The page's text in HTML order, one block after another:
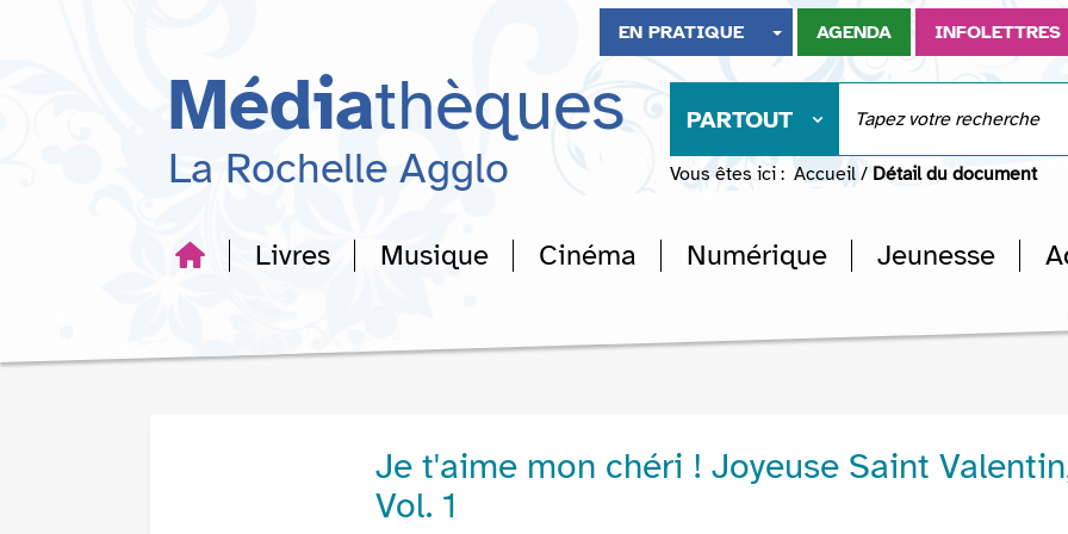
recherche
EN PRATIQUE AGENDA INFOLETTRES
Médiathèques
La Rochelle Agglo
PARTOUT
Vous êtes ici : Accueil / Détail du document
Livres Musique Cinéma Numérique Jeunesse
Je t'aime mon chéri ! Joyeuse Saint
Vol. 1